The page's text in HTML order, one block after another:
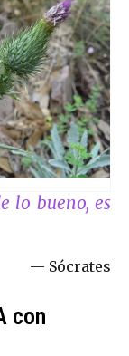
lo bueno, es
Sócrates
con